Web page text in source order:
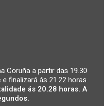
Coruña a partir das 19.30
finalizará ás 21.22 horas.
ás 20.28 horas. A